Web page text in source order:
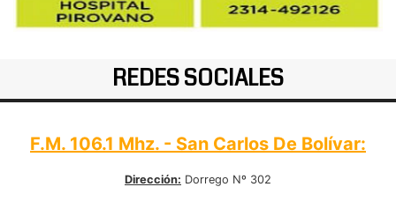
REDES SOCIALES
F.M. 106.1 Mhz. - San Carlos De Bolívar:
Dirección: Dorrego Nº 302